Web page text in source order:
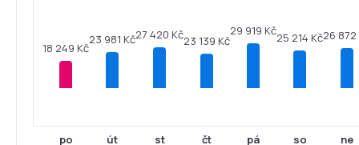
18 249 Kč
po
23 981 Kč
út
27 420 Kč
st
23 139 Kč
čt
29 919 Kč
pá
25 214 Kč
so
26 872
ne